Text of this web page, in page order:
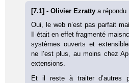
[7.1] - Olivier Ezrattya répondu
Oui, le web n’est pas parfait
Il était en effet fragmenté
systèmes ouverts et
ne l’est plus, au moins chez
extensions.
Et il reste à traiter d’autres